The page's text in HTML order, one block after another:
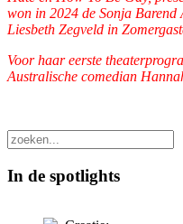
won in 2024 de Sonja
Liesbeth Zegveld in
Voor haar eerste
Australische comedian
In de spotlights